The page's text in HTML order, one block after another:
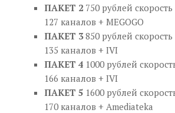
ПАКЕТ 2 750 рублей
127 каналов + MEGOGO
ПАКЕТ 3850 рублей
135 каналов + IVI
ПАКЕТ 4 1000 рублей
166 каналов + IVI
ПАКЕТ 5 1600 рублей
170 каналов + Amediateka